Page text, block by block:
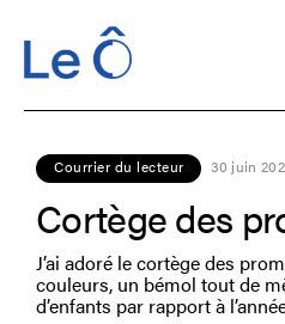
Courrier du lecteur 30 juin
Cortège des
J’ai adoré le cortège des
couleurs, un bémol tout de
d’enfants par rapport à